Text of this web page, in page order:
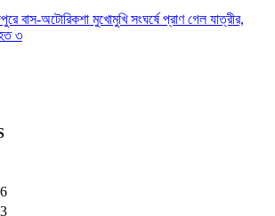
বাস-অটোরিকশা মুখোমুখি সংঘর্ষে প্রাণ গেল যাত্রীর,
৩